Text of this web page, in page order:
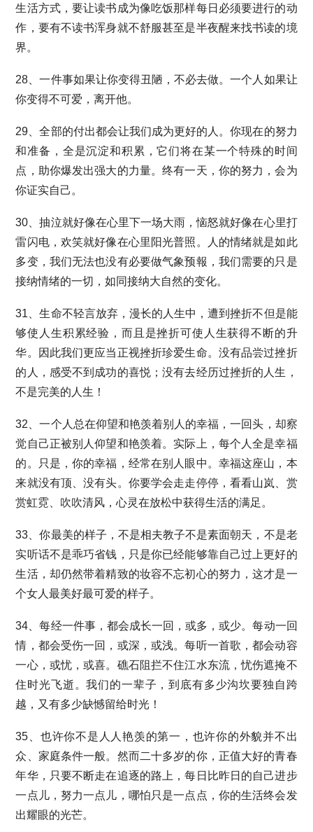
生活方式，要让读书成为像吃饭那样每日必须要进行的动
作，要有不读书浑身就不舒服甚至是半夜醒来找书读的境
界。
28、一件事如果让你变得丑陋，不必去做。一个人如果让
你变得不可爱，离开他。
29、全部的付出都会让我们成为更好的人。你现在的努力
和准备，全是沉淀和积累，它们将在某一个特殊的时间
点，助你爆发出强大的力量。终有一天，你的努力，会为
你证实自己。
30、抽泣就好像在心里下一场大雨，恼怒就好像在心里打
雷闪电，欢笑就好像在心里阳光普照。人的情绪就是如此
多变，我们无法也没有必要做气象预報，我们需要的只是
接纳情绪的一切，如同接纳大自然的变化。
31、生命不轻言放弃，漫长的人生中，遭到挫折不但是能
够使人生积累经验，而且是挫折可使人生获得不断的升
华。因此我们更应当正视挫折珍爱生命。没有品尝过挫折
的人，感受不到成功的喜悦；没有去经历过挫折的人生，
不是完美的人生！
32、一个人总在仰望和艳羡着别人的幸福，一回头，却察
觉自己正被别人仰望和艳羡着。实际上，每个人全是幸福
的。只是，你的幸福，经常在别人眼中。幸福这座山，本
来就没有顶、没有头。你要学会走走停停，看看山岚、赏
赏虹霓、吹吹清风，心灵在放松中获得生活的满足。
33、你最美的样子，不是相夫教子不是素面朝天，不是老
实听话不是乖巧省钱，只是你已经能够靠自己过上更好的
生活，却仍然带着精致的妆容不忘初心的努力，这才是一
个女人最美好最可爱的样子。
34、每经一件事，都会成长一回，或多，或少。每动一回
情，都会受伤一回，或深，或浅。每听一首歌，都会动容
一心，或忧，或喜。礁石阻拦不住江水东流，忧伤遮掩不
住时光飞逝。我们的一辈子，到底有多少沟坎要独自跨
越，又有多少缺憾留给时光！
35、也许你不是人人艳羡的第一，也许你的外貌并不出
众、家庭条件一般。然而二十多岁的你，正值大好的青春
年华，只要不断走在追逐的路上，每日比昨日的自己进步
一点儿，努力一点儿，哪怕只是一点点，你的生活终会发
出耀眼的光芒。